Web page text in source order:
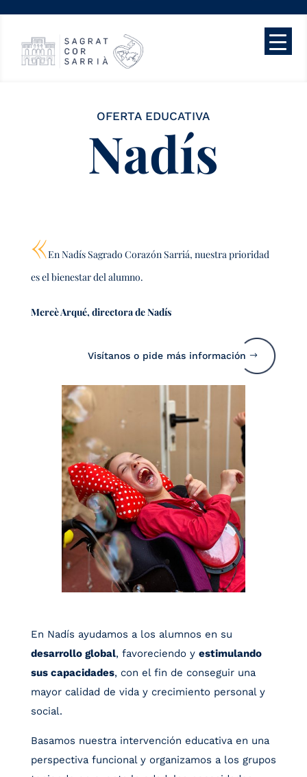
OFERTA EDUCATIVA
Nadís
«En Nadís Sagrado Corazón Sarriá, nuestra prioridad
es el bienestar del alumno.
Mercè Arqué, directora de Nadís
Visítanos o pide más información
En Nadís ayudamos a los alumnos en su
desarrollo global, favoreciendo y estimulando
sus capacidades, con el fin de conseguir una
mayor calidad de vida y crecimiento personal y
social.
Basamos nuestra intervención educativa en una
perspectiva funcional y organizamos a los grupos